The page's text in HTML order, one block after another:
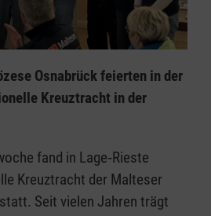
Osnabrück feierten in der
Kreuztracht in der
fand in Lage‑Rieste
Kreuztracht der Malteser
Seit vielen Jahren trägt